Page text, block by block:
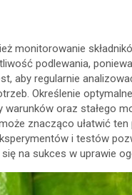
monitorowanie
podlewania,
aby regularnie
Określenie
warunków oraz stałego
znacząco ułatwić
i testów
na sukces w uprawie